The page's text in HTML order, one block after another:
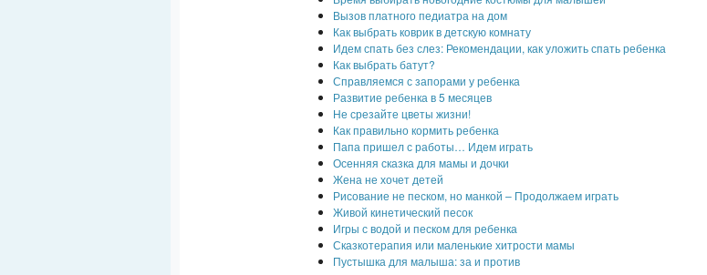
Вызов платного педиатра на дом
Как выбрать коврик в детскую комнату
Идем спать без слез: Рекомендации, как уложить спать ребенка
Как выбрать батут?
Справляемся с запорами у ребенка
Развитие ребенка в 5 месяцев
Не срезайте цветы жизни!
Как правильно кормить ребенка
Папа пришел с работы… Идем играть
Осенняя сказка для мамы и дочки
Жена не хочет детей
Рисование не песком, но манкой – Продолжаем играть
Живой кинетический песок
Игры с водой и песком для ребенка
Сказкотерапия или маленькие хитрости мамы
Пустышка для малыша: за и против